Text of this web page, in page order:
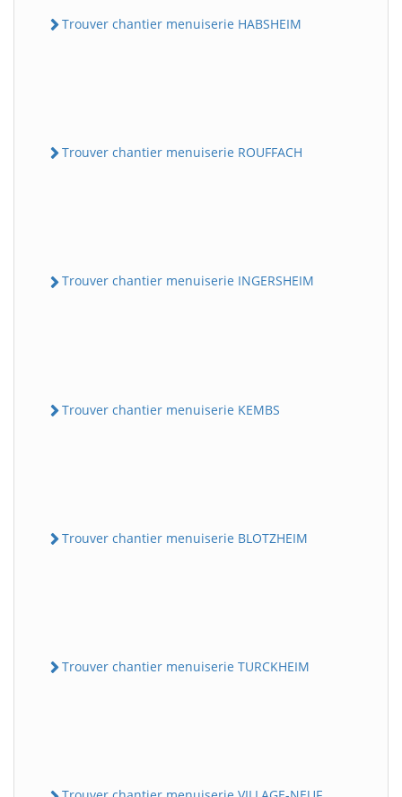
Trouver chantier menuiserie HABSHEIM
Trouver chantier menuiserie ROUFFACH
Trouver chantier menuiserie INGERSHEIM
Trouver chantier menuiserie KEMBS
Trouver chantier menuiserie BLOTZHEIM
Trouver chantier menuiserie TURCKHEIM